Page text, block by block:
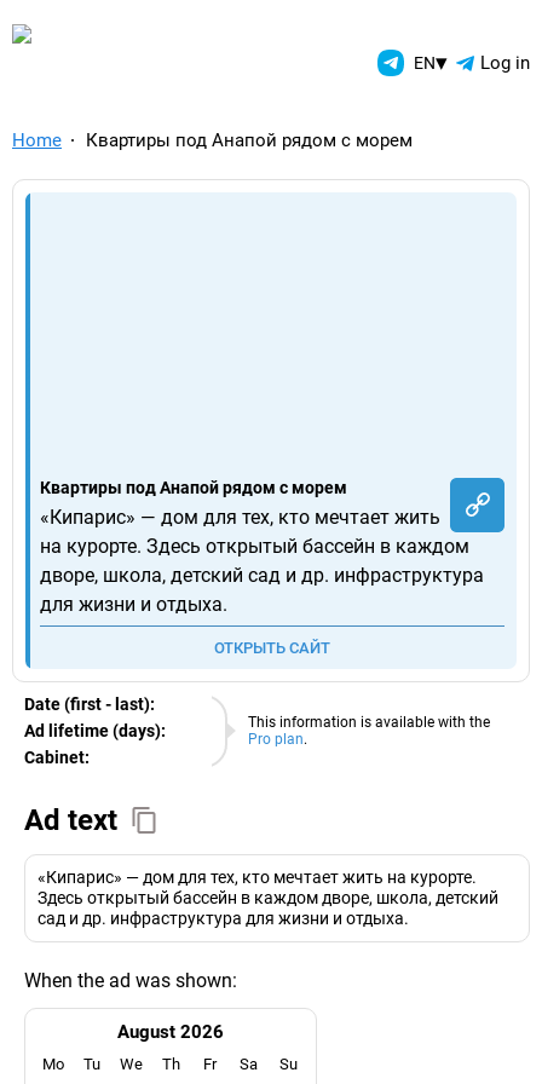
TelegramAds.com — EN▾ Log in
Home Квартиры под Анапой рядом с морем
Квартиры под Анапой рядом с морем
«Кипарис» — дом для тех, кто мечтает жить
на курорте. Здесь открытый бассейн в каждом
дворе, школа, детский сад и др. инфраструктура
для жизни и отдыха.
ОТКРЫТЬ САЙТ
This information is available with the
Pro plan.
Date (first - last):
06.08.2026
Ad lifetime (days):
Cabinet:
EURO
Ad text
«Кипарис» — дом для тех, кто мечтает жить на курорте.
Здесь открытый бассейн в каждом дворе, школа, детский
сад и др. инфраструктура для жизни и отдыха.
When the ad was shown:
August 2026
Mo Tu We Th Fr Sa Su